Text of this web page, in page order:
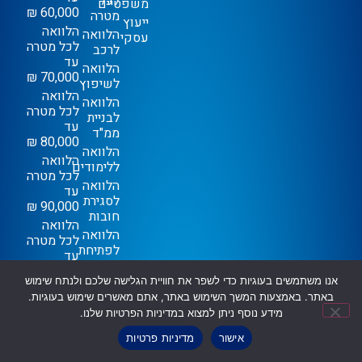
משפטיים
ייעוץ
עסקי
מטרה
הלוואה
לרכב
הלוואה
לשיפוץ
הלוואה
לבניית
ממ"ד
הלוואה
ללימודים
הלוואה
לסגירת
חובות
הלוואה
לפתיחת
עסק
הלוואה
לחופשה
הלוואה
לטיפולים
רפואיים
60,000 ₪
הלוואה
לכל מטרה
עד
70,000 ₪
הלוואה
לכל מטרה
עד
80,000 ₪
הלוואה
לכל מטרה
עד
90,000 ₪
הלוואה
לכל מטרה
עד
100,000
₪
הלוואה
אנו משתמשים בעוגיות כדי לשפר את חוויית הגלישה שלכם ולנתח שימוש
באתר. באמצעות המשך השימוש באתר, אתם מאשרים שימוש בעוגיות.
מידע נוסף ניתן למצוא במדיניות הפרטיות שלנו.
אישור
מדיניות פרטיות